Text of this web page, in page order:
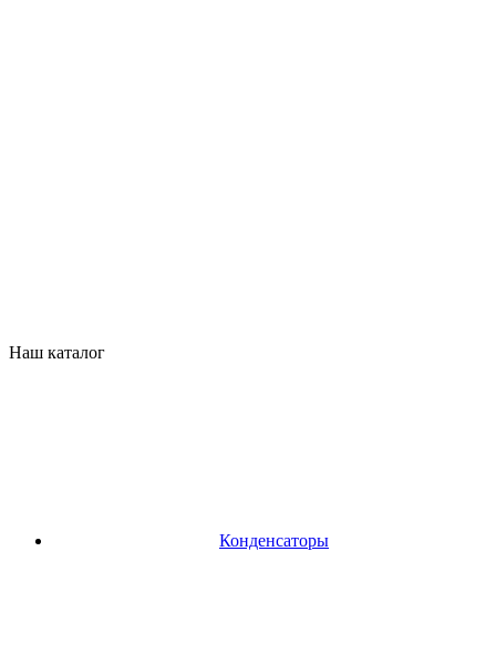
Наш каталог
Конденсаторы